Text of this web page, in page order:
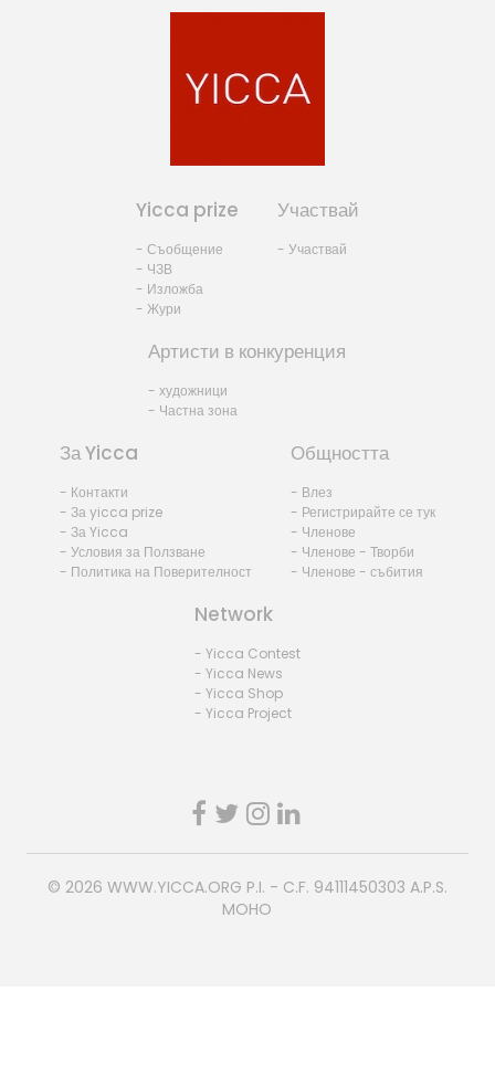
Yicca prize
- Съобщение
- ЧЗВ
- Изложба
- Жури
Участвай
- Участвай
Артисти в конкуренция
- художници
- Частна зона
За Yicca
- Контакти
- За yicca prize
- За Yicca
- Условия за Ползване
- Политика на Поверителност
Общността
- Влез
- Регистрирайте се тук
- Членове
- Членове - Творби
- Членове - събития
Network
- Yicca Contest
- Yicca News
- Yicca Shop
- Yicca Project
© 2026 WWW.YICCA.ORG P.I. - C.F. 94111450303 A.P.S.
MOHO